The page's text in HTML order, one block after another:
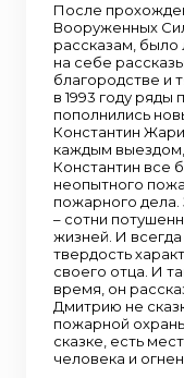
После
Вооруженных
рассказам,
на себе
благородстве и
в 1993 году
пополнились
Константин
каждым
Константин все
неопытного
пожарного дела.
– сотни
жизней. И всегда
твердость
своего отца. И
время, он
Дмитрию не
пожарной
сказке, есть
человека и